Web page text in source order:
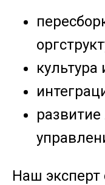
Наш эксперт